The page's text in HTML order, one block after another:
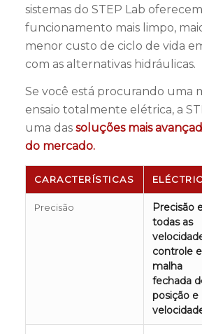
sistemas do STEP Lab
funcionamento mais limpo,
menor custo de ciclo de vida
com as alternativas hidráulicas.
Se você está procurando uma
ensaio totalmente elétrica, a
uma das soluções mais
do mercado.
CARACTERÍSTICAS
Precisão
Precisão
todas as
controle
malha
fechada
posição e